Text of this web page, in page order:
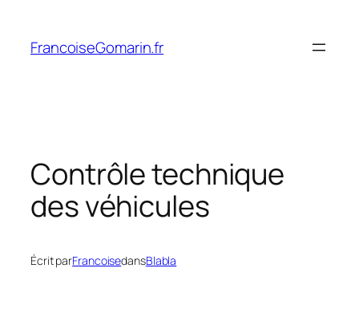
contenu
FrancoiseGomarin.fr
Contrôle technique
des véhicules
Écrit parFrancoisedansBlabla